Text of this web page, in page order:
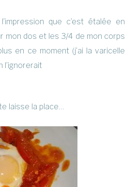
que c’est étalée en
mon dos et les 3/4 de mon corps
en ce moment (j’ai la varicelle
l’ignorerait
laisse la place…